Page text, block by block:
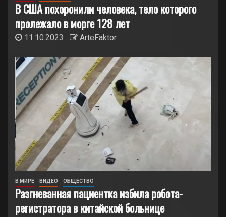
В США похоронили человека, тело которого
пролежало в морге 128 лет
11.10.2023 ArteFaktor
В МИРЕ ВИДЕО ОБЩЕСТВО
Разгневанная пациентка избила робота-
регистратора в китайской больнице